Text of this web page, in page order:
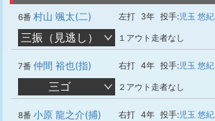
6番 村山 颯太(二) 左打 3年 投手:児玉 悠紀
三振（見逃し） １アウト走者なし
7番 仲間 裕也(指) 右打 4年 投手:児玉 悠紀
三ゴ ２アウト走者なし
8番 小原 龍之介(捕) 右打 4年 投手:児玉 悠紀